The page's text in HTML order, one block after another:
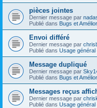
pièces jointes
Dernier message par
Publié dans Bugs et
Envoi différé
Dernier message par
Publié dans Usage général
Message dupliqué
Dernier message par
Publié dans Bugs et
Messages reçus
Dernier message par
Publié dans Usage général